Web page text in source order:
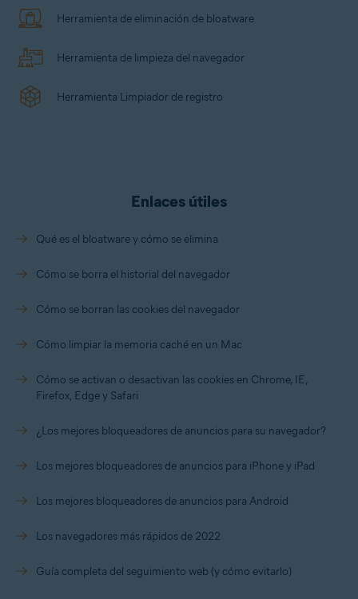
clasificación por estrellas que indica la
aplicación. Si lo prefiere, puede poner la
eliminación. Más adelante, si ve que es una
Herramienta de eliminación de bloatware
Herramienta de limpieza del navegador
Herramienta Limpiador de registro
Enlaces útiles
Qué es el bloatware y cómo se elimina
Cómo se borra el historial del navegador
Cómo se borran las cookies del navegador
Cómo limpiar la memoria caché en un Mac
Cómo se activan o desactivan las cookies en Chrome, IE,
Firefox, Edge y Safari
¿Los mejores bloqueadores de anuncios para su navegador?
Los mejores bloqueadores de anuncios para iPhone y iPad
Los mejores bloqueadores de anuncios para Android
Los navegadores más rápidos de 2022
Guía completa del seguimiento web (y cómo evitarlo)